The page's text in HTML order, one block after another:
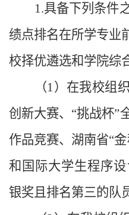
1.具备下列条件
绩点排名在所学专业
校择优遴选和学院综
（1）在我校组
创新大赛、“挑战杯”
作品竞赛、湖南省“
和国际大学生程序
银奖且排名第三的队